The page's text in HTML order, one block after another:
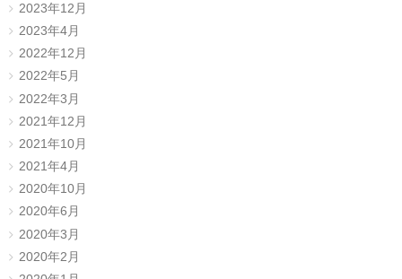
2023年12月
2023年4月
2022年12月
2022年5月
2022年3月
2021年12月
2021年10月
2021年4月
2020年10月
2020年6月
2020年3月
2020年2月